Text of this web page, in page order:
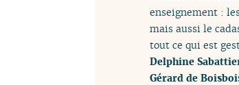
enseignement :
mais aussi le
tout ce qui est
Delphine
Gérard de